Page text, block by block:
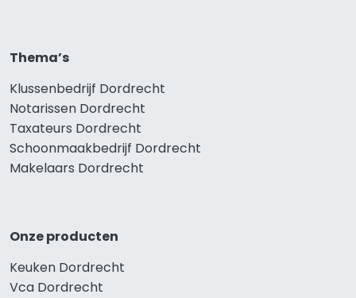
Thema’s
Klussenbedrijf Dordrecht
Notarissen Dordrecht
Taxateurs Dordrecht
Schoonmaakbedrijf Dordrecht
Makelaars Dordrecht
Onze producten
Keuken Dordrecht
Vca Dordrecht